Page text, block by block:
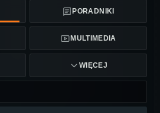
PORADNIKI
MULTIMEDIA
WIĘCEJ